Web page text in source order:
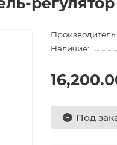
Производитель:
Наличие:
Под